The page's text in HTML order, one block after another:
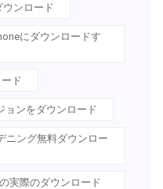
ンロード
にダウンロードす
ド
ョンをダウンロード
ニング無料ダウンロー
実際のダウンロード